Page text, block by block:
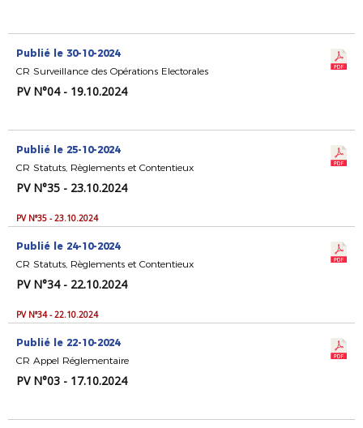
Publié le 30-10-2024
CR Surveillance des Opérations Electorales
PV N°04 - 19.10.2024
Publié le 25-10-2024
CR Statuts, Règlements et Contentieux
PV N°35 - 23.10.2024
PV N°35 - 23.10.2024
Publié le 24-10-2024
CR Statuts, Règlements et Contentieux
PV N°34 - 22.10.2024
PV N°34 - 22.10.2024
Publié le 22-10-2024
CR Appel Réglementaire
PV N°03 - 17.10.2024